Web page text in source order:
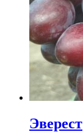
Эверест